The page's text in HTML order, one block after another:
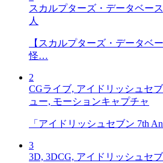
スカルプターズ・データベー
人
【スカルプターズ・データベ
怪…
2
CGライブ, アイドリッシュセ
ュー, モーションキャプチャ
「アイドリッシュセブン 7th
3
3D, 3DCG, アイドリッシュセ